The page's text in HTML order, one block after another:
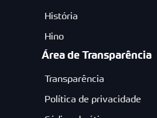
História
Hino
Área de Transparência
Transparência
Política de privacidade